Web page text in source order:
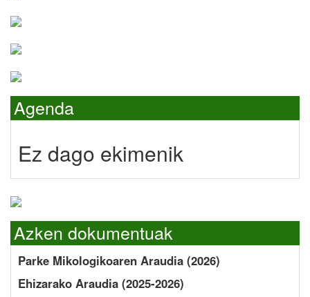
Agenda
Ez dago ekimenik
Azken dokumentuak
Parke Mikologikoaren Araudia (2026)
Ehizarako Araudia (2025-2026)